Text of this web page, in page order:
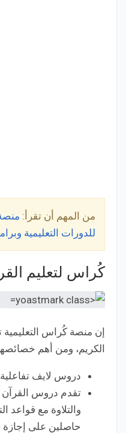
من المهم أن تقرأ:
للدورات التعليمية
كُراس لتعليم
إن منصة كُراس التعليمية
الكريم، ومن أهم
دروس لايف
تقدم دروس
والتلاوة مع
حاصلين على إجازة